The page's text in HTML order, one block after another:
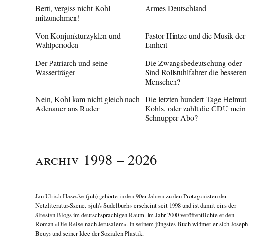
Berti, vergiss nicht Kohl
mitzunehmen!
Armes Deutschland
Von Konjunkturzyklen und
Wahlperioden
Pastor Hintze und die Musik der
Einheit
Der Patriarch und seine
Wasserträger
Die Zwangsbedeutschung oder
Sind Rollstuhlfahrer die besseren
Menschen?
Nein, Kohl kam nicht gleich nach
Adenauer ans Ruder
Die letzten hundert Tage Helmut
Kohls, oder zahlt die CDU mein
Schnupper-Abo?
Archiv 1998 – 2026
Jan Ulrich Hasecke (juh) gehörte in den 90er Jahren zu den Protagonisten der
Netzliteratur-Szene. »juh's Sudelbuch« erscheint seit 1998 und ist damit eins der
ältesten Blogs im deutschsprachigen Raum. Im Jahr 2000 veröffentlichte er den
Roman»Die Reise nach Jerusalem«. In seinem jüngstes Buch widmet er sichJoseph
Beuys und seiner Idee der Sozialen Plastik.